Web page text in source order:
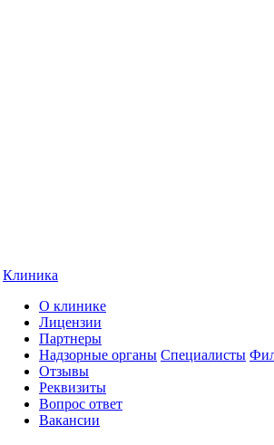
Клиника
О клинике
Лицензии
Партнеры
Надзорные органы
Отзывы
Реквизиты
Вопрос ответ
Вакансии
Специалисты